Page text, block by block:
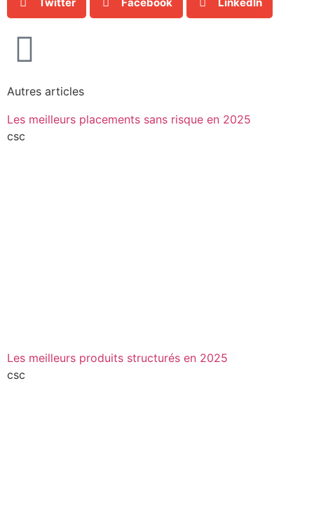
Autres articles
Les meilleurs placements sans risque en 2025
csc
Les meilleurs produits structurés en 2025
csc